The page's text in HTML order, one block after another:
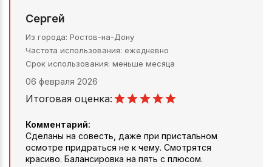
Сергей
Из города Ростов-на-Дону
Частота использования ежедневно
Срок использования меньше месяца
06 февраля 2026
Итоговая оценка:
Комментарий:
Сделаны на совесть, даже при пристальном
осмотре придраться не к чему. Смотрятся
красиво. Балансировка на пять с плюсом.